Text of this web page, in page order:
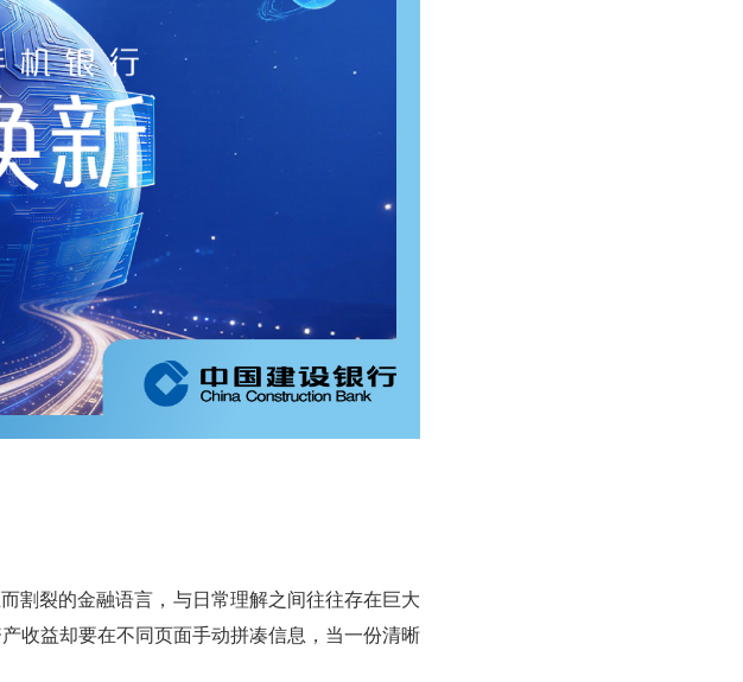
割裂的金融语言，与日常理解之间往往存在巨大
收益却要在不同页面手动拼凑信息，当一份清晰